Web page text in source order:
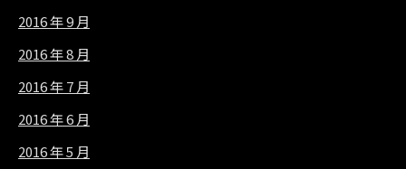
2016 年 9 月
2016 年 8 月
2016 年 7 月
2016 年 6 月
2016 年 5 月